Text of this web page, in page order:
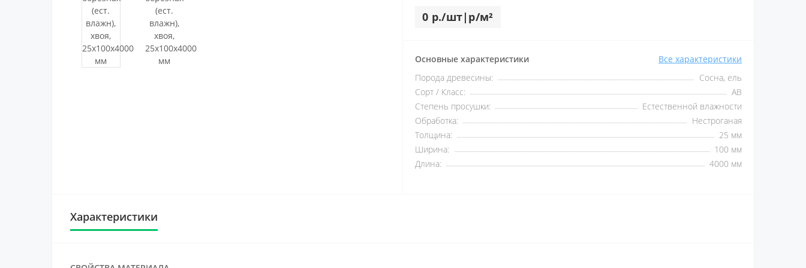
0 р./шт|р/м²
Основные характеристики
Все характеристики
Порода древесины:
Сосна, ель
Сорт / Класс:
AB
Степень просушки:
Естественной влажности
Обработка:
Нестроганая
Толщина:
25 мм
Ширина:
100 мм
Длина:
4000 мм
Характеристики